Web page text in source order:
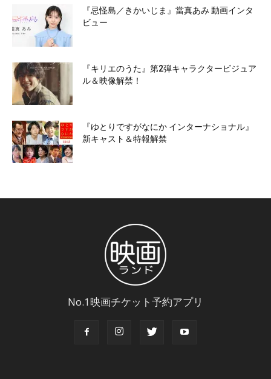
『忌怪島／きかいじま』當真あみ 動画インタ
ビュー
『キリエのうた』第2弾キャラクタービジュア
ル＆映像解禁！
『ゆとりですがなにか インターナショナル』
新キャスト＆特報解禁
No.1映画チケット予約アプリ